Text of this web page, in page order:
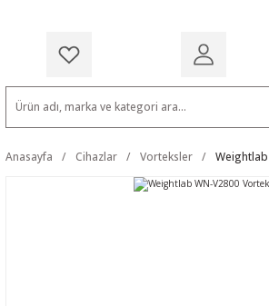
Anasayfa Cihazlar Vorteksler Weightlab